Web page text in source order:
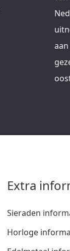
Extra
Sieraden
Horloge